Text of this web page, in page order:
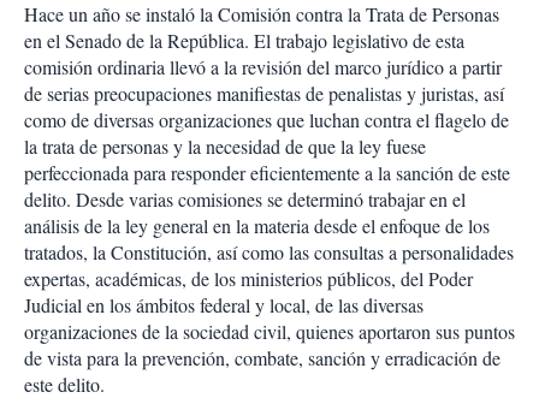
t
i
r
Hace un año se instaló la Comisión contra la Trata de Personas
en el Senado de la República. El trabajo legislativo de esta
comisión ordinaria llevó a la revisión del marco jurídico a partir
de serias preocupaciones manifiestas de penalistas y juristas, así
como de diversas organizaciones que luchan contra el flagelo de
la trata de personas y la necesidad de que la ley fuese
perfeccionada para responder eficientemente a la sanción de este
delito. Desde varias comisiones se determinó trabajar en el
análisis de la ley general en la materia desde el enfoque de los
tratados, la Constitución, así como las consultas a personalidades
expertas, académicas, de los ministerios públicos, del Poder
Judicial en los ámbitos federal y local, de las diversas
organizaciones de la sociedad civil, quienes aportaron sus puntos
de vista para la prevención, combate, sanción y erradicación de
este delito.